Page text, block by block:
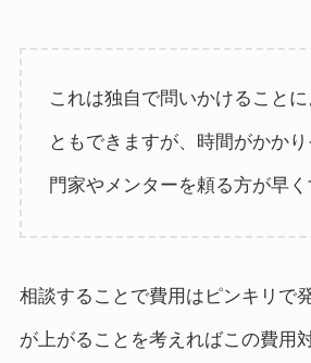
これは独自で問いかけること
ともできますが、時間がかか
門家やメンターを頼る方が早く
相談することで費用はピンキリで
が上がることを考えればこの費用